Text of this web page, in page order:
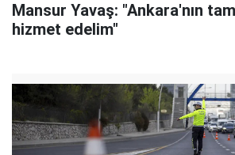
Mansur Yavaş: "Ankara'nın
hizmet edelim"